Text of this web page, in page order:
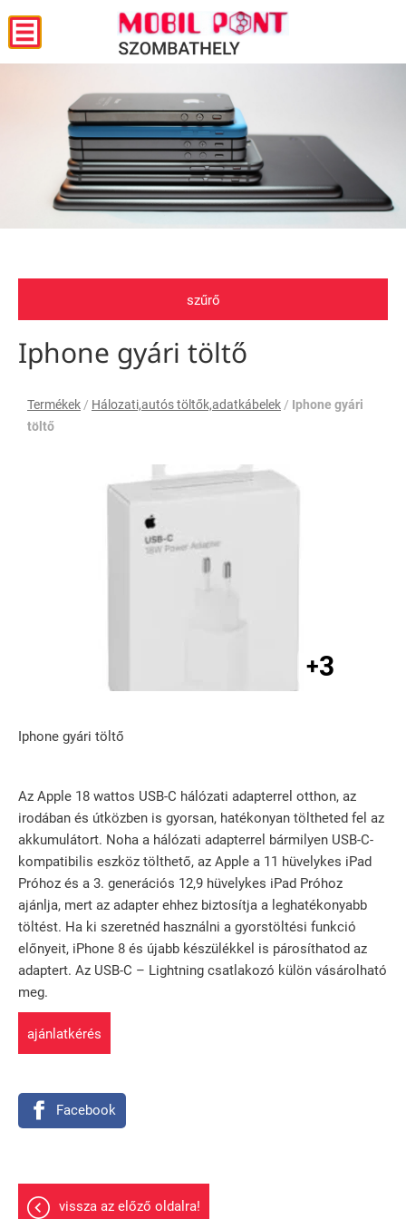
szűrő
Iphone gyári töltő
Termékek / Hálozati,autós töltők,adatkábelek / Iphone gyári
töltő
ajánlatkérés
Iphone gyári töltő
Az Apple 18 wattos USB-C hálózati adapterrel otthon, az
irodában és útközben is gyorsan, hatékonyan töltheted fel az
akkumulátort. Noha a hálózati adapterrel bármilyen USB-C-
kompatibilis eszköz tölthető, az Apple a 11 hüvelykes iPad
Próhoz és a 3. generációs 12,9 hüvelykes iPad Próhoz
ajánlja, mert az adapter ehhez biztosítja a leghatékonyabb
töltést. Ha ki szeretnéd használni a gyorstöltési funkció
előnyeit, iPhone 8 és újabb készülékkel is párosíthatod az
adaptert. Az USB-C – Lightning csatlakozó külön vásárolható
meg.
+3
Facebook
vissza az előző oldalra!